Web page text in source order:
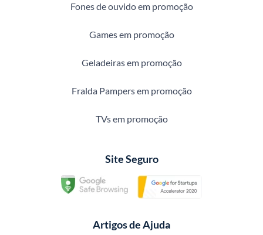
Fones de ouvido em promoção
Games em promoção
Geladeiras em promoção
Fralda Pampers em promoção
TVs em promoção
Site Seguro
Artigos de Ajuda